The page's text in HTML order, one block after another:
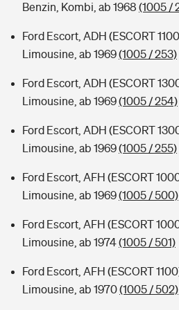
Benzin, Kombi, ab 1968 (1005 /
Ford Escort, ADH (ESCORT
Limousine, ab 1969(1005 / 253)
Ford Escort, ADH (ESCORT
Limousine, ab 1969(1005 / 254)
Ford Escort, ADH (ESCORT
Limousine, ab 1969(1005 / 255)
Ford Escort, AFH (ESCORT
Limousine, ab 1969(1005 / 500)
Ford Escort, AFH (ESCORT
Limousine, ab 1974(1005 / 501)
Ford Escort, AFH (ESCORT
Limousine, ab 1970(1005 / 502)